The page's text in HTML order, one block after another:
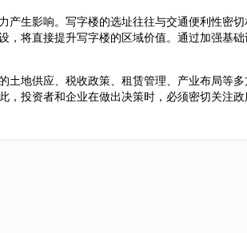
产生影响。写字楼的选址往往与交通便利性密
将直接提升写字楼的区域价值。通过加强基
地供应、税收政策、租赁管理、产业布局等
投资者和企业在做出决策时，必须密切关注